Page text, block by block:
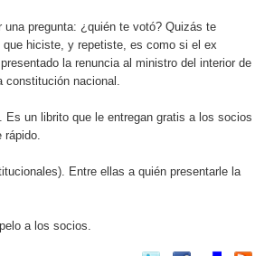
pregunta: ¿quién te votó? Quizás te
hiciste, y repetiste, es como si el ex
la renuncia al ministro del interior de
constitución nacional.
Es un librito que le entregan gratis a los socios
rápido.
Entre ellas a quién presentarle la
a los socios.